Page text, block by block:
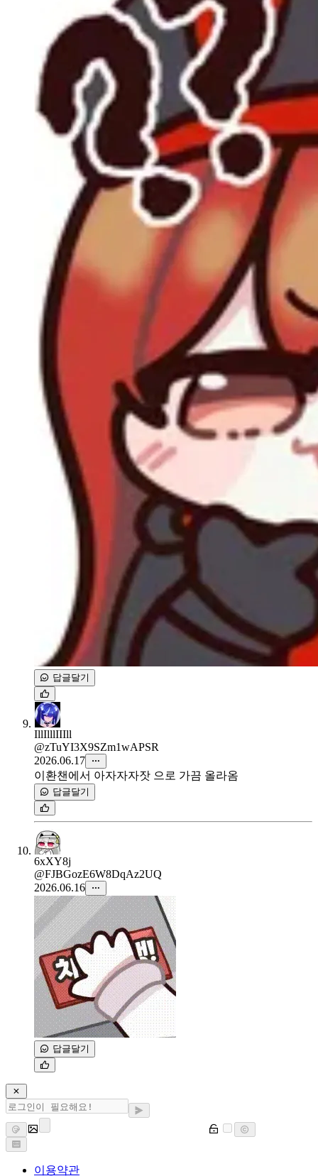
답글달기
IllIlllIIIll
@zTuYI3X9SZm1wAPSR
2026.06.17
이환챈에서 아자자자잣 으로 가끔 올라옴
답글달기
6xXY8j
@FJBGozE6W8DqAz2UQ
2026.06.16
답글달기
이용약관